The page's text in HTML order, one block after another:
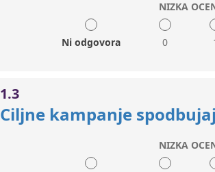
Ni odgovora
NIZKA
0
1.3
Ciljne kampanje
NIZKA